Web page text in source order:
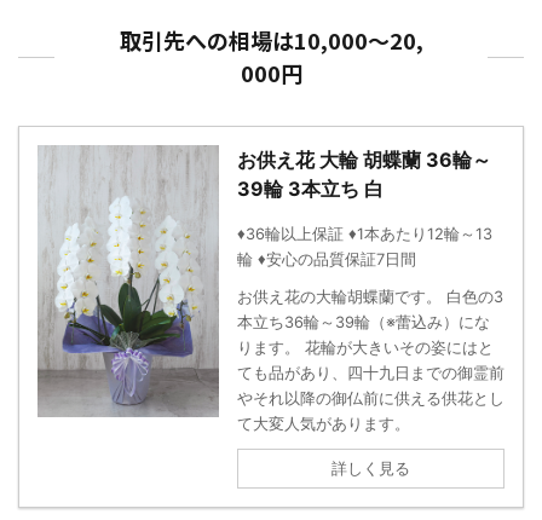
取引先への相場は10,000～20,
000円
お供え花 大輪 胡蝶蘭 36輪～
39輪 3本立ち 白
♦36輪以上保証 ♦1本あたり12輪～13
輪 ♦安心の品質保証7日間
お供え花の大輪胡蝶蘭です。 白色の3
本立ち36輪～39輪（※蕾込み）にな
ります。 花輪が大きいその姿にはと
ても品があり、四十九日までの御霊前
やそれ以降の御仏前に供える供花とし
て大変人気があります。
詳しく見る